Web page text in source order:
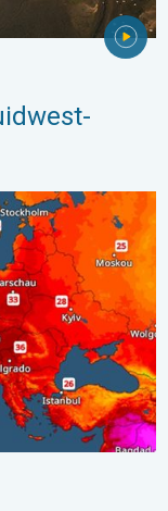
30 graden. . .